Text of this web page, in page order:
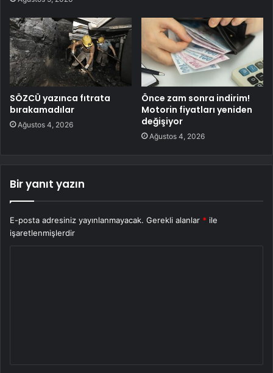
SÖZCÜ yazınca fıtrata
bırakamadılar
Ağustos 4, 2026
Önce zam sonra indirim!
Motorin fiyatları yeniden
değişiyor
Ağustos 4, 2026
Bir yanıt yazın
E-posta adresiniz yayınlanmayacak. Gerekli alanlar * ile
işaretlenmişlerdir